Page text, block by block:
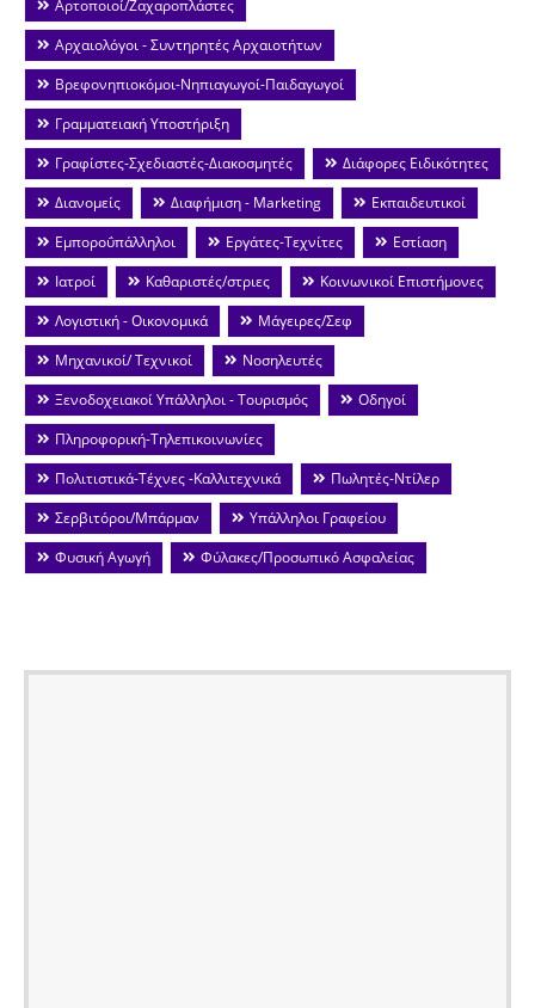
Αρτοποιοί/Ζαχαροπλάστες
Αρχαιολόγοι - Συντηρητές Αρχαιοτήτων
Βρεφονηπιοκόμοι-Νηπιαγωγοί-Παιδαγωγοί
Γραμματειακή Υποστήριξη
Γραφίστες-Σχεδιαστές-Διακοσμητές
Διάφορες Ειδικότητες
Διανομείς
Διαφήμιση - Marketing
Εκπαιδευτικοί
Εμποροΰπάλληλοι
Εργάτες-Τεχνίτες
Εστίαση
Ιατροί
Καθαριστές/στριες
Κοινωνικοί Επιστήμονες
Λογιστική - Οικονομικά
Μάγειρες/Σεφ
Μηχανικοί/ Τεχνικοί
Νοσηλευτές
Ξενοδοχειακοί Υπάλληλοι - Τουρισμός
Οδηγοί
Πληροφορική-Τηλεπικοινωνίες
Πολιτιστικά-Τέχνες -Καλλιτεχνικά
Πωλητές-Ντίλερ
Σερβιτόροι/Μπάρμαν
Υπάλληλοι Γραφείου
Φυσική Αγωγή
Φύλακες/Προσωπικό Ασφαλείας